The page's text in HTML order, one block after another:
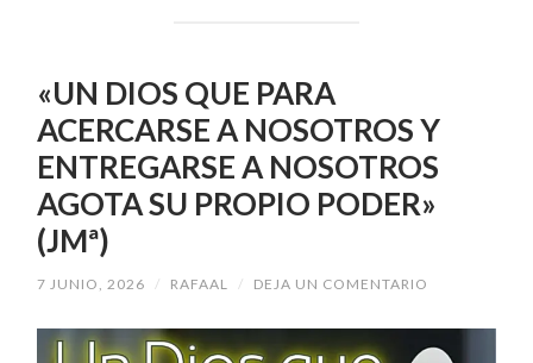
«UN DIOS QUE PARA
ACERCARSE A NOSOTROS Y
ENTREGARSE A NOSOTROS
AGOTA SU PROPIO PODER»
(JMª)
7 JUNIO, 2026 / RAFAAL / DEJA UN COMENTARIO